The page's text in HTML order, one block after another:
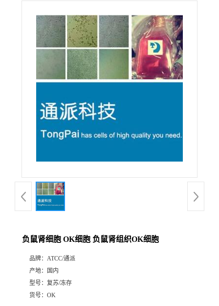
负鼠肾细胞 OK细胞 负鼠肾组织OK细胞
品牌： ATCC/通派
产地：
国内
型号： 复苏/冻存
货号： OK